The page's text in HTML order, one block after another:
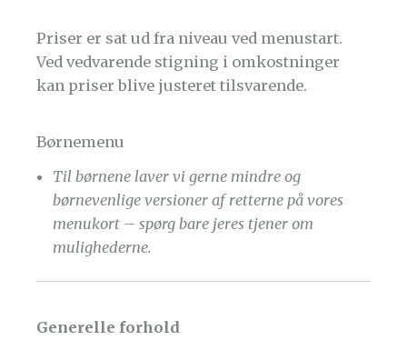
Priser er sat ud fra niveau ved menustart.
Ved vedvarende stigning i omkostninger
kan priser blive justeret tilsvarende.
Børnemenu
Til børnene laver vi gerne mindre og
børnevenlige versioner af retterne på vores
menukort – spørg bare jeres tjener om
mulighederne.
Generelle forhold